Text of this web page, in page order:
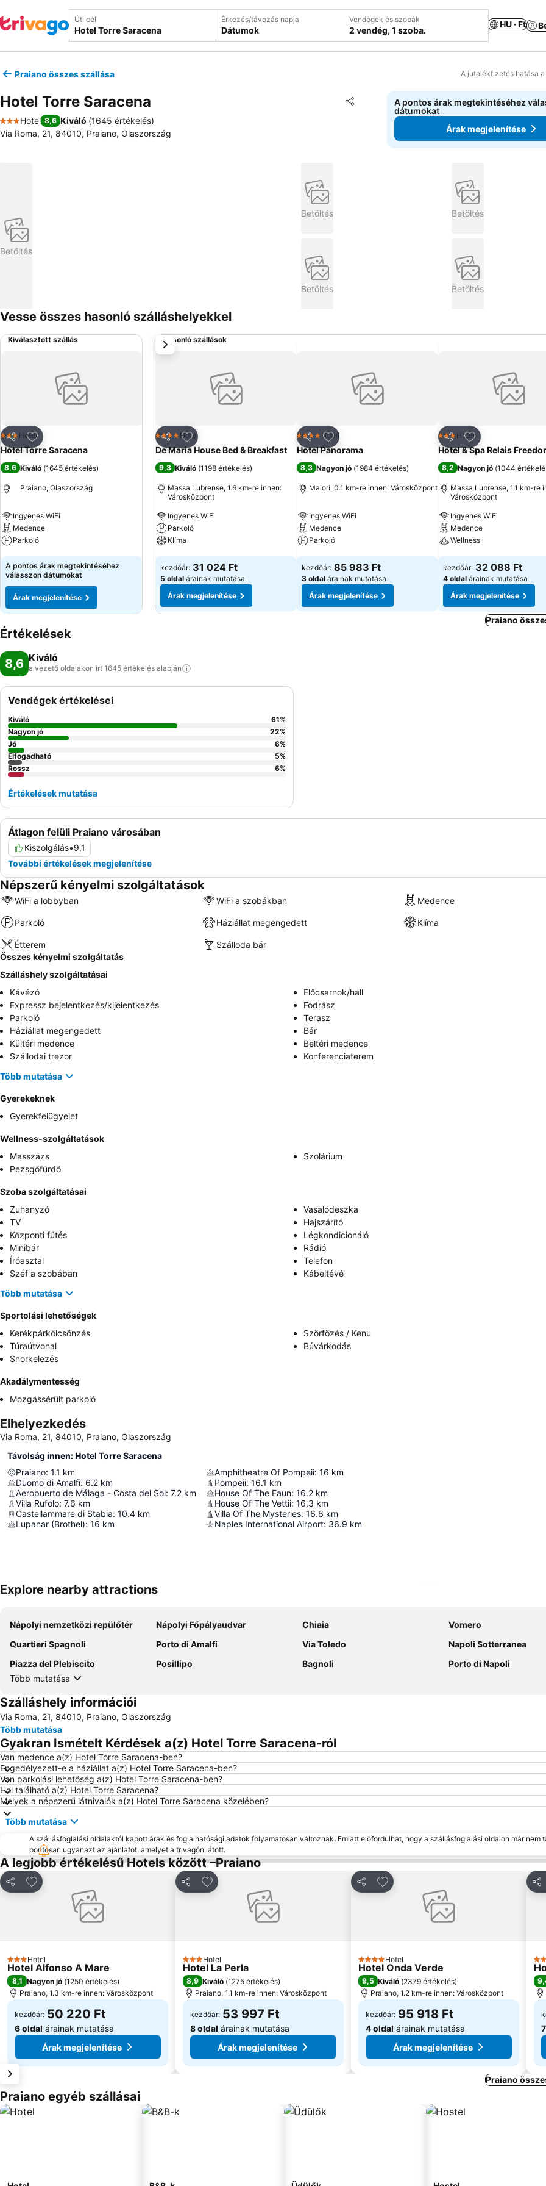
Úti cél Érkezés/távozás napja
Dátumok
Vendégek és szobák
2 vendég, 1 szoba.
HU · Ft
Praiano összes szállása A jutalékfizetés hatása
Hotel Torre Saracena Megosztás
Hozzáadás a kedvencekhez
3 Kategória
Hotel 8,6 Kiváló (1645 értékelés)
Via Roma, 21, 84010, Praiano, Olaszország
A pontos árak megtekintéséhez
dátumokat
Árak megjelenítése
Betöltés
Betöltés Betöltés
Betöltés Betöltés
Vesse összes hasonló szálláshelyekkel
Kiválasztott szállás
Megosztás
Hozzáadás a kedvencekhez
3 Kategória
Hotel
Hotel Torre Saracena
8,6 Kiváló (1645 értékelés)
Praiano, Olaszország
Ingyenes WiFi
Medence
Parkoló
Árak megjelenítése
A pontos árak megtekintéséhez
válasszon dátumokat
Árak megjelenítése
Hasonló szállások
Megosztás
Hozzáadás a kedvencekhez
4 Kategória
Hotel
De Maria House Bed & Breakfast
9,3 Kiváló (1198 értékelés)
Massa Lubrense, 1.6 km-re innen:
Városközpont
Ingyenes WiFi
Parkoló
Klíma
Árak megjelenítése
kezdőár: 31 024 Ft
5 oldal árainak mutatása
Árak megjelenítése
Megosztás
Hozzáadás a kedvencekhez
4 Kategória
Hotel
Hotel Panorama
8,3 Nagyon jó (1984 értékelés)
Maiori, 0.1 km-re innen: Városközpont
Ingyenes WiFi
Medence
Parkoló
Árak megjelenítése
kezdőár: 85 983 Ft
3 oldal árainak mutatása
Árak megjelenítése
Megosztás
Hozzáadás a
3 Kategória
Hotel
Hotel & Spa Relais
8,2 Nagyon jó (1044
Massa Lubrense, 1.1 km-re
Városközpont
Ingyenes WiFi
Medence
Wellness
Árak megjelenítése
kezdőár: 32 088 Ft
4 oldal árainak mutatása
Árak megjelenítése
következő
Praiano
Értékelések
8,6 Kiváló
a vezető oldalakon írt 1645 értékelés alapján
Átlagon felüli Praiano városában
Kiszolgálás•9,1
További értékelések megjelenítése
Vendégek értékelései
Kiváló 61%
Nagyon jó
22%
Jó
6%
Elfogadható
5%
Rossz
6%
Értékelések mutatása
Népszerű kényelmi szolgáltatások
WiFi a lobbyban WiFi a szobákban Medence
Parkoló Háziállat megengedett Klíma
Étterem
Szálloda bár
Összes kényelmi szolgáltatás
Szálláshely szolgáltatásai
Kávézó
Előcsarnok/hall
Expressz bejelentkezés/kijelentkezés
Fodrász
Parkoló
Terasz
Háziállat megengedett
Bár
Kültéri medence
Beltéri medence
Szállodai trezor
Konferenciaterem
Több mutatása
Gyerekeknek
Gyerekfelügyelet
Wellness-szolgáltatások
Masszázs
Szolárium
Pezsgőfürdő
Szoba szolgáltatásai
Zuhanyzó
Vasalódeszka
TV
Hajszárító
Központi fűtés
Légkondicionáló
Minibár
Rádió
Íróasztal
Telefon
Széf a szobában
Kábeltévé
Több mutatása
Sportolási lehetőségek
Kerékpárkölcsönzés
Szörfözés / Kenu
Túraútvonal
Búvárkodás
Snorkelezés
Akadálymentesség
Mozgássérült parkoló
Elhelyezkedés
Via Roma, 21, 84010, Praiano, Olaszország
Távolság innen: Hotel Torre Saracena
Praiano: 1.1 km
Duomo di Amalfi: 6.2 km
Aeropuerto de Málaga - Costa del Sol: 7.2 km
Villa Rufolo: 7.6 km
Castellammare di Stabia: 10.4 km
Lupanar (Brothel): 16 km
Amphitheatre Of Pompeii: 16 km
Pompeii: 16.1 km
House Of The Faun: 16.2 km
House Of The Vettii: 16.3 km
Villa Of The Mysteries: 16.6 km
Naples International Airport: 36.9 km
Explore nearby attractions
Nápolyi nemzetközi repülőtér Nápolyi Főpályaudvar Chiaia
Vomero
Quartieri Spagnoli
Porto di Amalfi Via Toledo
Napoli Sotterranea
Piazza del Plebiscito
Posillipo Bagnoli
Porto di Napoli
Több mutatása
Szálláshely információi
Via Roma, 21, 84010, Praiano, Olaszország
Több mutatása
Gyakran Ismételt Kérdések a(z) Hotel Torre Saracena-ról
Van medence a(z) Hotel Torre Saracena-ben?
Engedélyezett-e a háziállat a(z) Hotel Torre Saracena-ben?
Van parkolási lehetőség a(z) Hotel Torre Saracena-ben?
Hol található a(z) Hotel Torre Saracena?
Melyek a népszerű látnivalók a(z) Hotel Torre Saracena közelében?
Több mutatása
A szállásfoglalási oldalaktól kapott árak és foglalhatósági adatok folyamatosan változnak. Emiatt előfordulhat, hogy a szállásfoglalási oldalon már nem
pontosan ugyanazt az ajánlatot, amelyet a trivagón látott.
A legjobb értékelésű Hotels között –Praiano
Megosztás
Hozzáadás a kedvencekhez
3 Kategória
Hotel
Hotel Alfonso A Mare
8,1 Nagyon jó (1250 értékelés)
Praiano, 1.3 km-re innen: Városközpont
kezdőár: 50 220 Ft
6 oldal árainak mutatása
Árak megjelenítése
Megosztás
Hozzáadás a kedvencekhez
3 Kategória
Hotel
Hotel La Perla
8,9 Kiváló (1275 értékelés)
Praiano, 1.1 km-re innen: Városközpont
kezdőár: 53 997 Ft
8 oldal árainak mutatása
Árak megjelenítése
Megosztás
Hozzáadás a kedvencekhez
4 Kategória
Hotel
Hotel Onda Verde
9,5 Kiváló (2379 értékelés)
Praiano, 1.2 km-re innen: Városközpont
kezdőár: 95 918 Ft
4 oldal árainak mutatása
Árak megjelenítése
4
Praiano
Praiano egyéb szállásai